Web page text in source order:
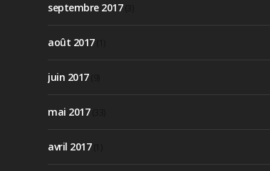
septembre 2017(3)
août 2017(1)
juin 2017(9)
mai 2017(33)
avril 2017(1)